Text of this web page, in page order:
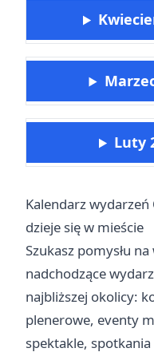
Luty
Kalendarz
dzieje się w mieście
Szukasz pomysłu
nadchodzące
najbliższej okolicy:
plenerowe, eventy
spektakle,